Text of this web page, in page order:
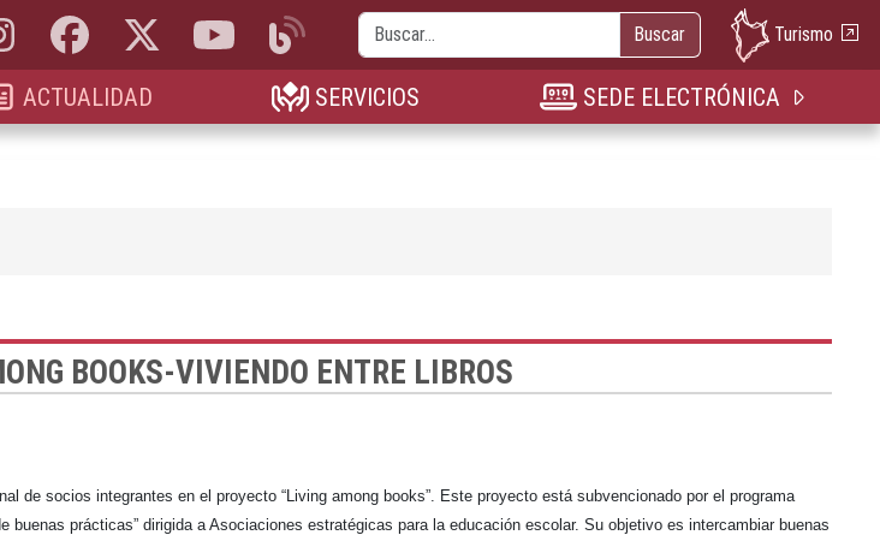
abre en nueva pestaña
Facebook, abre en nueva pestaña
X, antes Twitter, abre en nueva pestaña
YouTube, abre en nueva pestaña
Blog, abre en nueva pestaña
Buscar Buscar Turismo
ACTUALIDAD SERVICIOS SEDE ELECTRÓNICA
BOOKS-VIVIENDO ENTRE LIBROS
de socios integrantes en el proyecto “Living among books”. Este proyecto está subvencionado por el programa
prácticas” dirigida a Asociaciones estratégicas para la educación escolar. Su objetivo es intercambiar buenas